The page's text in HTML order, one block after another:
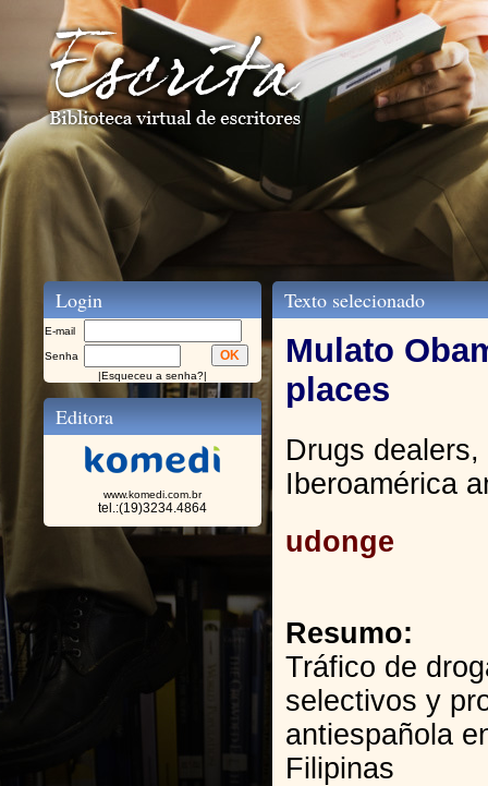
Login
E-mail
Senha
|Esqueceu a senha?|
Editora
www.komedi.com.br
tel.:(19)3234.4864
Texto selecionado
Mulato
places
Drugs
Iberoamérica
udonge
Resumo:
Tráfico de
selectivos y
antiespañola
Filipinas